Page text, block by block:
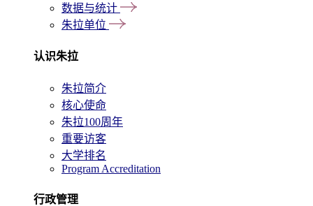
数据与统计
朱拉单位
认识朱拉
朱拉简介
核心使命
朱拉100周年
重要访客
大学排名
Program Accreditation
行政管理